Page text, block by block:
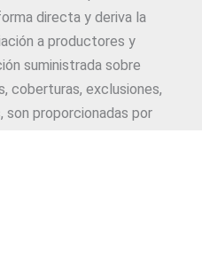
directa y deriva la
a productores y
suministrada sobre
coberturas, exclusiones,
proporcionadas por